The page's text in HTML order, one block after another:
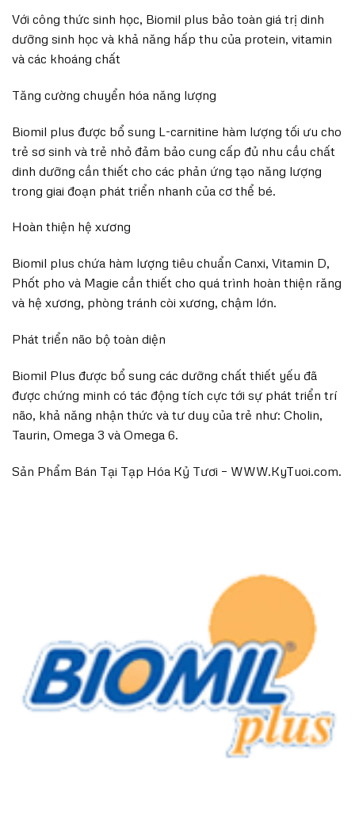
Với công thức sinh học, Biomil plus bảo toàn giá trị dinh
dưỡng sinh học và khả năng hấp thu của protein, vitamin
và các khoáng chất
Tăng cường chuyển hóa năng lượng
Biomil plus được bổ sung L-carnitine hàm lượng tối ưu cho
trẻ sơ sinh và trẻ nhỏ đảm bảo cung cấp đủ nhu cầu chất
dinh dưỡng cần thiết cho các phản ứng tạo năng lượng
trong giai đoạn phát triển nhanh của cơ thể bé.
Hoàn thiện hệ xương
Biomil plus chứa hàm lượng tiêu chuẩn Canxi, Vitamin D,
Phốt pho và Magie cần thiết cho quá trình hoàn thiện răng
và hệ xương, phòng tránh còi xương, chậm lớn.
Phát triển não bộ toàn diện
Biomil Plus được bổ sung các dưỡng chất thiết yếu đã
được chứng minh có tác động tích cực tới sự phát triển trí
não, khả năng nhận thức và tư duy của trẻ như: Cholin,
Taurin, Omega 3 và Omega 6.
Sản Phẩm Bán Tại Tạp Hóa Kỷ Tươi – WWW.KyTuoi.com.